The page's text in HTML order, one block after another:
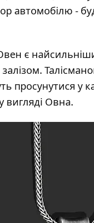
автомобілю -
є
просунутися у
вигляді Овна.